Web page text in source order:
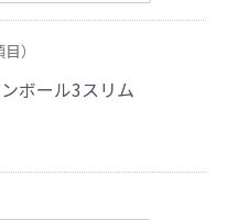
）
ボール3スリム